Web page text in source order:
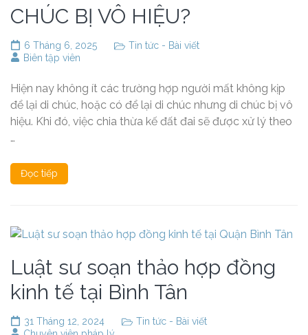
CHÚC BỊ VÔ HIỆU?
6 Tháng 6, 2025
Tin tức - Bài viết
Biên tập viên
Hiện nay không ít các trường hợp người mất không kịp
để lại di chúc, hoặc có để lại di chúc nhưng di chúc bị vô
hiệu. Khi đó, việc chia thừa kế đất đai sẽ được xử lý theo
…
Đọc tiếp
Luật sư soạn thảo hợp đồng
kinh tế tại Bình Tân
31 Tháng 12, 2024
Tin tức - Bài viết